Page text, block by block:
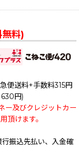
料)
便送料+手数料315円
円)
ー及びクレジットカー
頂けます。
行振込先払い、入金確